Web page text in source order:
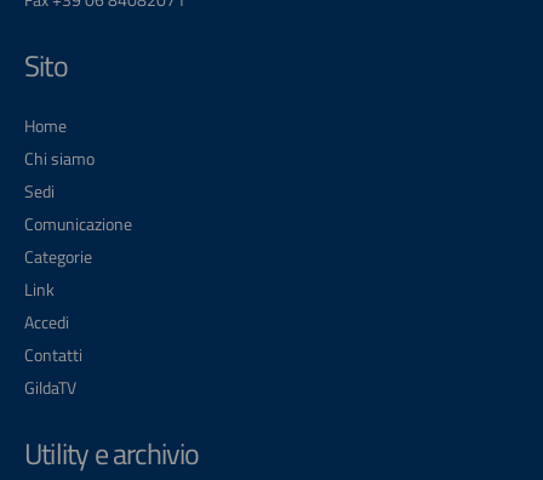
Sito
Home
Chi siamo
Sedi
Comunicazione
Categorie
Link
Accedi
Contatti
GildaTV
Utility e archivio